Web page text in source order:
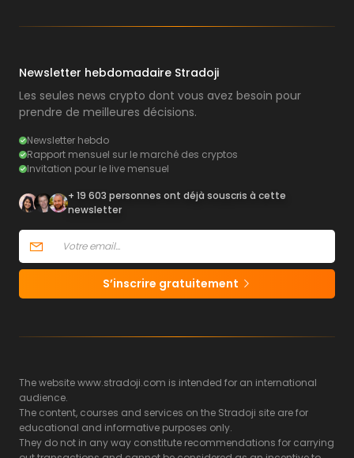
Newsletter hebdomadaire Stradoji
Les seules news crypto dont vous avez besoin pour
prendre de meilleures décisions.
Newsletter hebdo
Rapport mensuel sur le marché des cryptos
Invitation pour le live mensuel
+ 19 603 personnes ont déjà souscris à cette
newsletter
S’inscrire gratuitement
The website www.stradoji.com is intended for an international
audience.
The content, courses and services on the Stradoji site are for
educational and informative purposes only.
They do not in any way constitute recommendations for carrying